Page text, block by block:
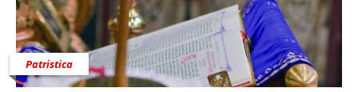
Patristica